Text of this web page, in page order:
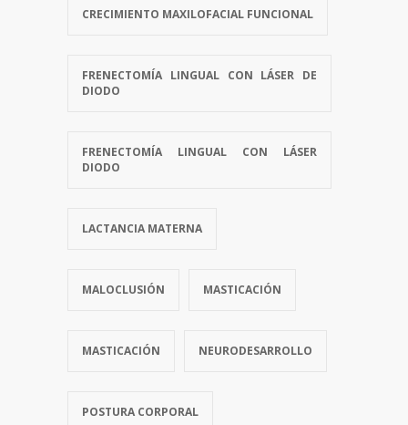
CRECIMIENTO MAXILOFACIAL FUNCIONAL
FRENECTOMÍA LINGUAL CON LÁSER DE
DIODO
FRENECTOMÍA LINGUAL CON LÁSER
DIODO
LACTANCIA MATERNA
MALOCLUSIÓN MASTICACIÓN
MASTICACIÓN NEURODESARROLLO
POSTURA CORPORAL